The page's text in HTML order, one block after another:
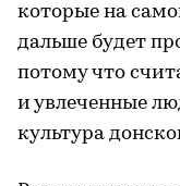
которые на
дальше будет
потому что
и увлеченные
культура